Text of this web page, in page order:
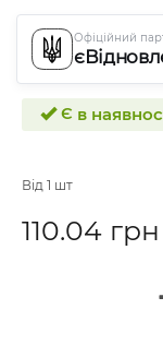
Офіційний
Є в
Від 1 шт
110.04 грн